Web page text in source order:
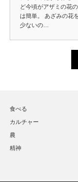
ど今頃がアザミの花
は簡単。 あざみの花
少ないの…
食べる
カルチャー
農
精神